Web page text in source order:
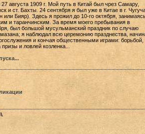
августа 1909 г. Мой путь в Китай был чрез Самару,
и ст. Бахты. 24 сентября я был уже в Китае в г.
или Бияр). Здесь я прожил до 10-го октября,
и таранчинским. За время моего пребывания в
был большой мусульманский праздник по случаю
я наблюдал всю церемонию празднества,
и кончая общественными играми: борьбой,
и ловлей козленка...